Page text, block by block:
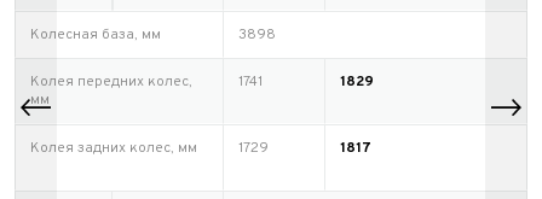
Колесная база, мм 3898
Колея передних колес,
мм
1741 1829
Колея задних колес, мм 1729 1817